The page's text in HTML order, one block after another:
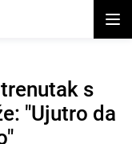
s
"Ujutro da